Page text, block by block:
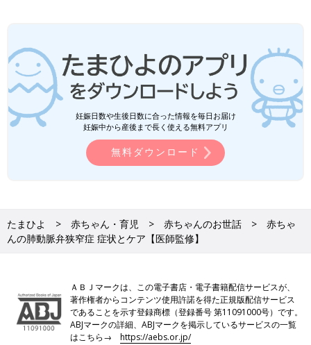
妊娠日数や生後日数に合った情報を毎日お届け
妊娠中から産後まで長く使える無料アプリ
無料ダウンロード
たまひよ 赤ちゃん・育児 赤ちゃんのお世話
赤ちゃ
んの肺動脈弁狭窄症 症状とケア【医師監修】
ＡＢＪマークは、この電子書店・電子書籍配信サービスが、
著作権者からコンテンツ使用許諾を得た正規版配信サービス
であることを示す登録商標（登録番号 第11091000号）です。
ABJマークの詳細、ABJマークを掲示しているサービスの一覧
はこちら→https://aebs.or.jp/